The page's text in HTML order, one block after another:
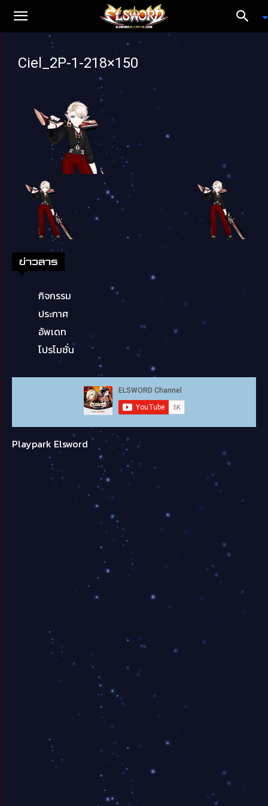
Ciel_2P-1-218×150
ข่าวสาร
กิจกรรม
ประกาศ
อัพเดท
โปรโมชั่น
Playpark Elsword